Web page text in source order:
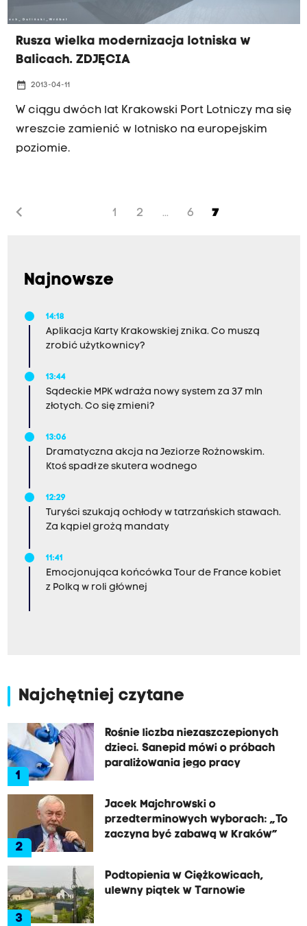
Rusza wielka modernizacja lotniska w
Balicach. ZDJĘCIA
date_range 2013-04-11
W ciągu dwóch lat Krakowski Port Lotniczy ma się
wreszcie zamienić w lotnisko na europejskim
poziomie.
chevron_left 1 2 ... 6 7
Najnowsze
14:18
Aplikacja Karty Krakowskiej znika. Co muszą
zrobić użytkownicy?
13:44
Sądeckie MPK wdraża nowy system za 37 mln
złotych. Co się zmieni?
13:06
Dramatyczna akcja na Jeziorze Rożnowskim.
Ktoś spadł ze skutera wodnego
12:29
Turyści szukają ochłody w tatrzańskich stawach.
Za kąpiel grożą mandaty
11:41
Emocjonująca końcówka Tour de France kobiet
z Polką w roli głównej
Najchętniej czytane
1
Rośnie liczba niezaszczepionych
dzieci. Sanepid mówi o próbach
paraliżowania jego pracy
2
Jacek Majchrowski o
przedterminowych wyborach: „To
zaczyna być zabawą w Kraków”
3
Podtopienia w Ciężkowicach,
ulewny piątek w Tarnowie